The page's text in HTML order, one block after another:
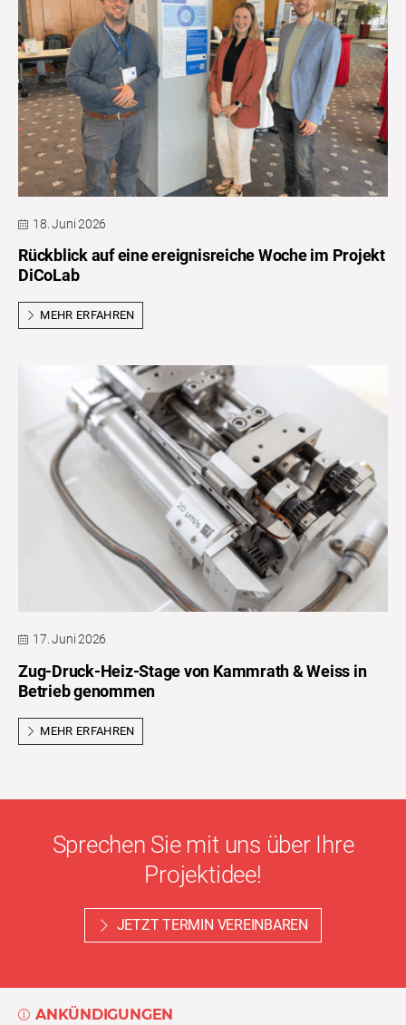
18. Juni 2026
Rückblick auf eine ereignisreiche Woche im Projekt
DiCoLab
MEHR ERFAHREN
17. Juni 2026
Zug-Druck-Heiz-Stage von Kammrath & Weiss in
Betrieb genommen
MEHR ERFAHREN
Sprechen Sie mit uns über Ihre
Projektidee!
JETZT TERMIN VEREINBAREN
ANKÜNDIGUNGEN